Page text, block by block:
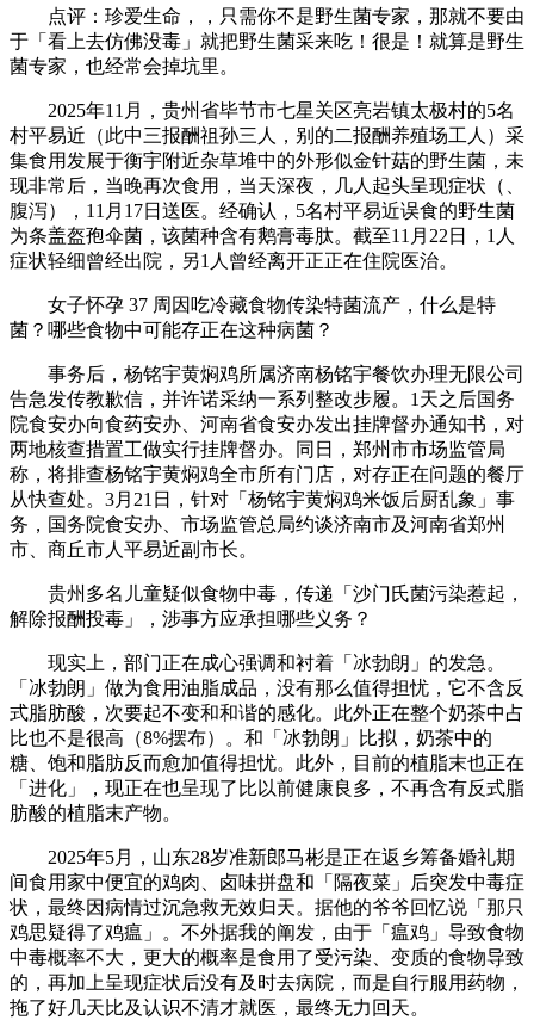
点评：珍爱生命，，只需你不是野生菌专家，那就不要由
于「看上去仿佛没毒」就把野生菌采来吃！很是！就算是野生
菌专家，也经常会掉坑里。
2025年11月，贵州省毕节市七星关区亮岩镇太极村的5名
村平易近（此中三报酬祖孙三人，别的二报酬养殖场工人）采
集食用发展于衡宇附近杂草堆中的外形似金针菇的野生菌，未
现非常后，当晚再次食用，当天深夜，几人起头呈现症状（、
腹泻），11月17日送医。经确认，5名村平易近误食的野生菌
为条盖盔孢伞菌，该菌种含有鹅膏毒肽。截至11月22日，1人
症状轻细曾经出院，另1人曾经离开正正在住院医治。
女子怀孕 37 周因吃冷藏食物传染特菌流产，什么是特
菌？哪些食物中可能存正在这种病菌？
事务后，杨铭宇黄焖鸡所属济南杨铭宇餐饮办理无限公司
告急发传教歉信，并许诺采纳一系列整改步履。1天之后国务
院食安办向食药安办、河南省食安办发出挂牌督办通知书，对
两地核查措置工做实行挂牌督办。同日，郑州市市场监管局
称，将排查杨铭宇黄焖鸡全市所有门店，对存正在问题的餐厅
从快查处。3月21日，针对「杨铭宇黄焖鸡米饭后厨乱象」事
务，国务院食安办、市场监管总局约谈济南市及河南省郑州
市、商丘市人平易近副市长。
贵州多名儿童疑似食物中毒，传递「沙门氏菌污染惹起，
解除报酬投毒」，涉事方应承担哪些义务？
现实上，部门正在成心强调和衬着「冰勃朗」的发急。
「冰勃朗」做为食用油脂成品，没有那么值得担忧，它不含反
式脂肪酸，次要起不变和和谐的感化。此外正在整个奶茶中占
比也不是很高（8%摆布）。和「冰勃朗」比拟，奶茶中的
糖、饱和脂肪反而愈加值得担忧。此外，目前的植脂末也正在
「进化」，现正在也呈现了比以前健康良多，不再含有反式脂
肪酸的植脂末产物。
2025年5月，山东28岁准新郎马彬是正在返乡筹备婚礼期
间食用家中便宜的鸡肉、卤味拼盘和「隔夜菜」后突发中毒症
状，最终因病情过沉急救无效归天。据他的爷爷回忆说「那只
鸡思疑得了鸡瘟」。不外据我的阐发，由于「瘟鸡」导致食物
中毒概率不大，更大的概率是食用了受污染、变质的食物导致
的，再加上呈现症状后没有及时去病院，而是自行服用药物，
拖了好几天比及认识不清才就医，最终无力回天。